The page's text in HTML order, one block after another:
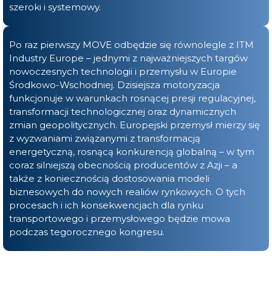
szeroki i systemowy.
Po raz pierwszy MOVE odbędzie się równolegle z ITM
Industry Europe – jednymi z najważniejszych targów
nowoczesnych technologii i przemysłu w Europie
Środkowo-Wschodniej. Dzisiejsza motoryzacja
funkcjonuje w warunkach rosnącej presji regulacyjnej,
transformacji technologicznej oraz dynamicznych
zmian geopolitycznych. Europejski przemysł mierzy się
z wyzwaniami związanymi z transformacją
energetyczną, rosnącą konkurencją globalną – w tym
coraz silniejszą obecnością producentów z Azji – a
także z koniecznością dostosowania modeli
biznesowych do nowych realiów rynkowych. O tych
procesach i ich konsekwencjach dla rynku
transportowego i przemysłowego będzie mowa
podczas tegorocznego kongresu.